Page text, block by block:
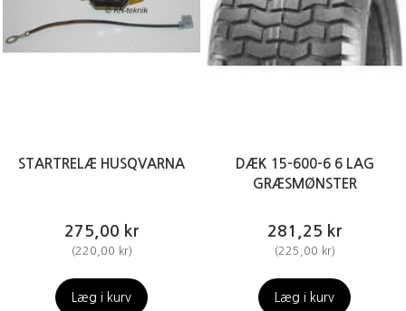
STARTRELÆ HUSQVARNA
275,00 kr
(220,00 kr)
Læg i kurv
DÆK 15-600-6 6 LAG
GRÆSMØNSTER
281,25 kr
(225,00 kr)
Læg i kurv